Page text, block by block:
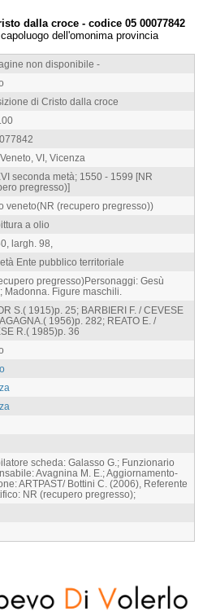
dalla croce - codice 05 00077842
dell'omonima provincia
non disponibile -
di Cristo dalla croce
VI, Vicenza
seconda metà; 1550 - 1599 [NR
pregresso)]
veneto(NR (recupero pregresso))
a olio
largh. 98,
Ente pubblico territoriale
pregresso)Personaggi: Gesù
Madonna. Figure maschili.
S.( 1915)p. 25; BARBIERI F. / CEVESE
1956)p. 282; REATO E. /
R.( 1985)p. 36
scheda: Galasso G.; Funzionario
Avagnina M. E.; Aggiornamento-
ARTPAST/ Bottini C. (2006), Referente
NR (recupero pregresso);